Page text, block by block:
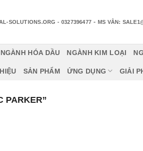
SOLUTIONS.ORG - 0327396477 -MS VÂN:
NGÀNH HÓA DẦU NGÀNH KIM LOẠI
SẢN PHẨM ỨNG DỤNG GIẢI
PARKER”